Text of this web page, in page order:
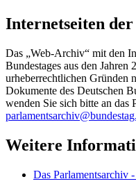
Internetseiten der
Das „Web-Archiv“ mit den
Bundestages aus den Jahren
urheberrechtlichen Gründen
Dokumente des Deutschen
wenden Sie sich bitte an das
Weitere
Das Parlamentsarchiv